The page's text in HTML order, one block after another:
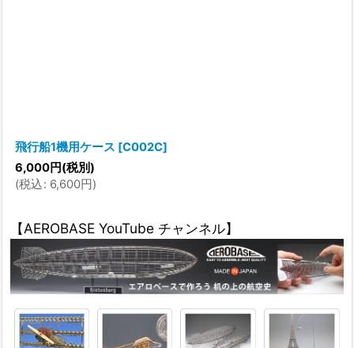
飛行船1機用ケース [C002C]
6,000円(税別)
(税込: 6,600円)
【AEROBASE YouTube チャンネル】